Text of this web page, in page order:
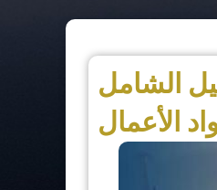
الشامل
الأعمال